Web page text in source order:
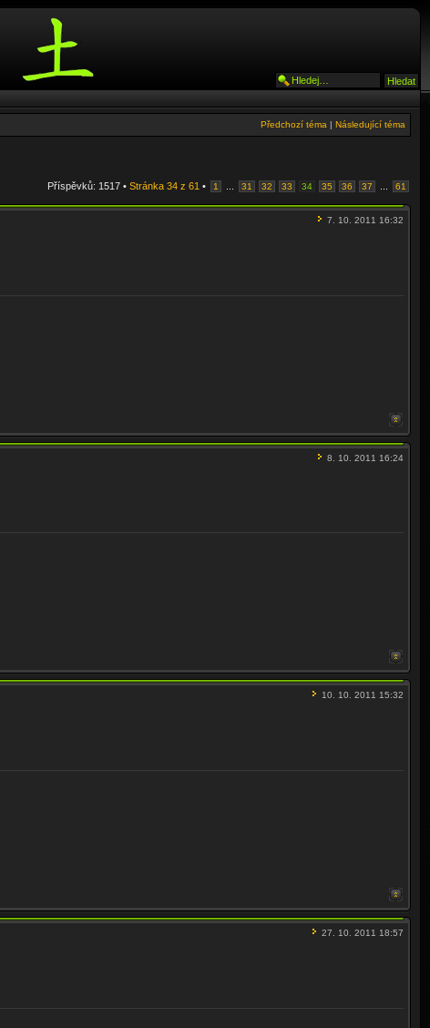
Následující téma
Předchozí téma |
Příspěvků: 1517 • Stránka 34 z 61 • 1 31 32 33 34 35 36 37 61
7. 10. 2011 16:32
8. 10. 2011 16:24
10. 10. 2011 15:32
27. 10. 2011 18:57